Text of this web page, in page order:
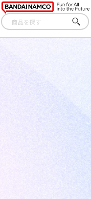
さが
す